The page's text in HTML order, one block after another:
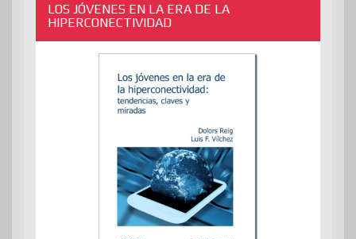
LOS JÓVENES EN LA ERA DE LA
HIPERCONECTIVIDAD